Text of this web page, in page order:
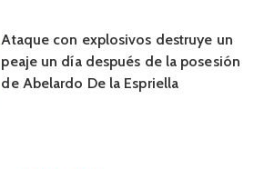
Ataque con explosivos destruye un
peaje un día después de la posesión
de Abelardo De la Espriella